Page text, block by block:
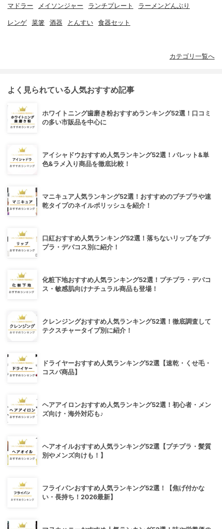
マドラー メイソンジャー ランチプレート ラーメンどんぶり
レンゲ 菜箸 酒器 とんすい 食器セット
カテゴリ一覧へ
よく見られている人気おすすめ記事
ホワイトニング歯磨き粉おすすめランキング52選！口コミ
の多い市販品を中心に
アイシャドウおすすめ人気ランキング52選！パレット&単
色&ラメ入り商品を徹底比較！
マニキュア人気ランキング52選！おすすめのプチプラや速
乾タイプのネイルポリッシュを紹介！
口紅おすすめ人気ランキング52選！落ちないリップをプチ
プラ・デパコス別に紹介！
化粧下地おすすめ人気ランキング52選！プチプラ・デパコ
ス・敏感肌向けナチュラル商品も登場！
クレンジングおすすめ人気ランキング52選！徹底調査して
テクスチャータイプ別に紹介！
ドライヤーおすすめ人気ランキング52選【速乾・くせ毛・
コスパ商品】
ヘアアイロンおすすめ人気ランキング52選！初心者・メン
ズ向け・海外対応も♪
ヘアオイルおすすめ人気ランキング52選【プチプラ・髪質
別やメンズ向けも！】
フライパンおすすめ人気ランキング52選！【焦げ付かな
い・長持ち！2026最新】